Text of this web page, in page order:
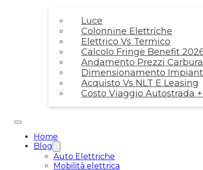
Luce
Colonnine Elettriche
Elettrico Vs Termico
Calcolo Fringe Benefit
Andamento Prezzi
Dimensionamento
Acquisto Vs NLT E Leasing
Costo Viaggio Autostrada
Home
Blog
Auto Elettriche
Mobilità elettrica